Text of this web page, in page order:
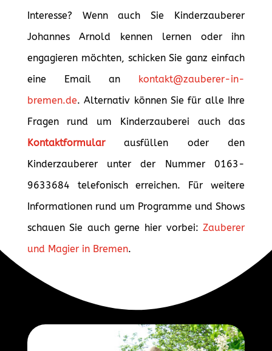
Interesse? Wenn auch Sie Kinderzauberer
Johannes Arnold kennen lernen oder ihn
engagieren möchten, schicken Sie ganz einfach
eine Email an kontakt@zauberer-in-
bremen.de. Alternativ können Sie für alle Ihre
Fragen rund um Kinderzauberei auch das
Kontaktformularausfüllen oder den
Kinderzauberer unter der Nummer 0163-
9633684 telefonisch erreichen. Für weitere
Informationen rund um Programme und Shows
schauen Sie auch gerne hier vorbei:Zauberer
und Magier in Bremen.